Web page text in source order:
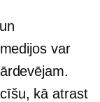
var
kā atrast